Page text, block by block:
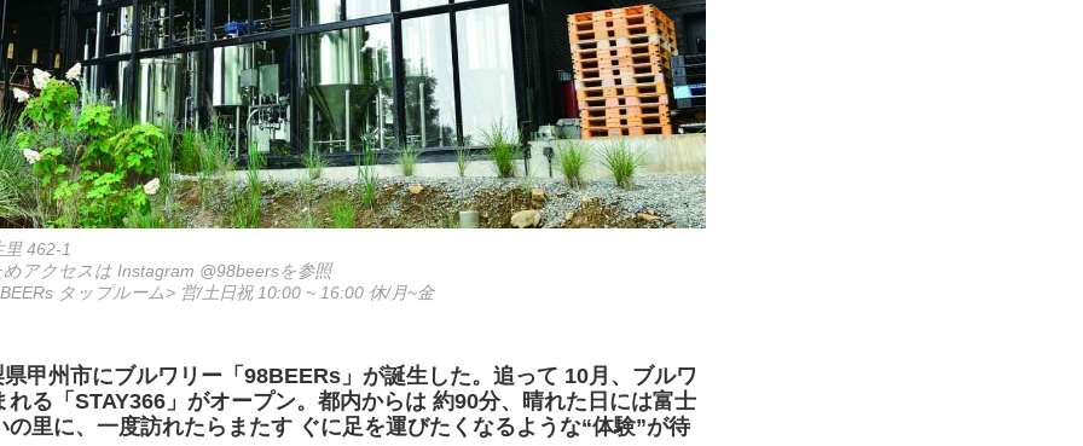
462-1
アクセスは Instagram @98beersを参照
タップルーム> 営/土日祝 10:00 ~ 16:00 休/月~金
甲州市にブルワリー「98BEERs」が誕生した。追って 10月、ブルワ
れる「STAY366」がオープン。都内からは 約90分、晴れた日には富士
の里に、一度訪れたらまたす ぐに足を運びたくなるような“体験”が待